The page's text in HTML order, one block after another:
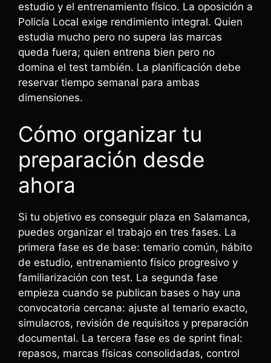
estudio y el entrenamiento físico. La oposición a
Policía Local exige rendimiento integral. Quien
estudia mucho pero no supera las marcas
queda fuera; quien entrena bien pero no
domina el test también. La planificación debe
reservar tiempo semanal para ambas
dimensiones.
Cómo organizar tu
preparación desde
ahora
Si tu objetivo es conseguir plaza en Salamanca,
puedes organizar el trabajo en tres fases. La
primera fase es de base: temario común, hábito
de estudio, entrenamiento físico progresivo y
familiarización con test. La segunda fase
empieza cuando se publican bases o hay una
convocatoria cercana: ajuste al temario exacto,
simulacros, revisión de requisitos y preparación
documental. La tercera fase es de sprint final:
repasos, marcas físicas consolidadas, control